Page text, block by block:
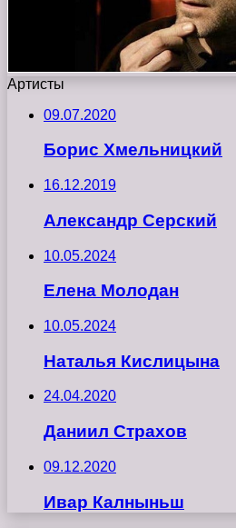
Артисты
09.07.2020
Борис Хмельницкий
16.12.2019
Александр Серский
10.05.2024
Елена Молодан
10.05.2024
Наталья Кислицына
24.04.2020
Даниил Страхов
09.12.2020
Ивар Калныньш